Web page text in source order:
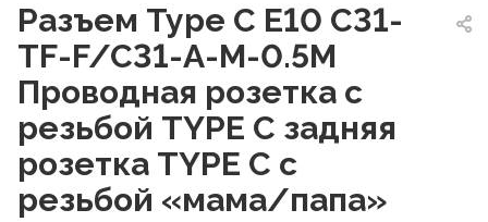
Разъем Type C E10 C31-
TF-F/C31-A-M-0.5M
Проводная розетка с
резьбой TYPE C задняя
розетка TYPE C с
резьбой «мама/папа»